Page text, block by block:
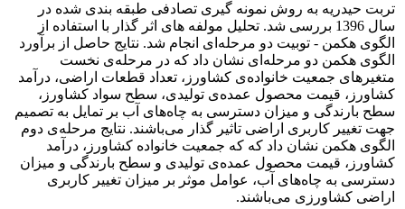
تربت حیدریه به روش نمونه گیری تصادفی طبقه بندی شده در
سال 1396 بررسی شد. تحلیل مولفه های اثر گذار با استفاده از
الگوی هکمن - توبیت دو مرحله‌ای انجام شد. نتایج حاصل از برآورد
الگوی هکمن دو مرحله‌ای نشان داد که در مرحله‌ی نخست
متغیرهای جمعیت خانواده‌ی کشاورز، تعداد قطعات اراضی، درآمد
کشاورز، قیمت محصول عمده‌ی تولیدی، سطح سواد کشاورز،
سطح بارندگی و میزان دسترسی به چاه‌های آب بر تمایل به تصمیم
جهت تغییر کاربری اراضی تاثیر گذار می‌باشند. نتایج مرحله‌ی دوم
الگوی هکمن نشان داد که که جمعیت خانواده کشاورز، درآمد
کشاورز، قیمت محصول عمده‌ی تولیدی و سطح بارندگی و میزان
دسترسی به چاه‌های آب، عوامل موثر بر میزان تغییر کاربری
اراضی کشاورزی می‌باشند.